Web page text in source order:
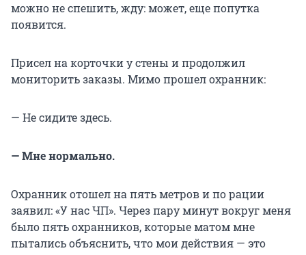
можно не спешить, жду: может, еще попутка
появится.
Присел на корточки у стены и продолжил
мониторить заказы. Мимо прошел охранник:
— Не сидите здесь.
— Мне нормально.
Охранник отошел на пять метров и по рации
заявил: «У нас ЧП». Через пару минут вокруг меня
было пять охранников, которые матом мне
пытались объяснить, что мои действия — это